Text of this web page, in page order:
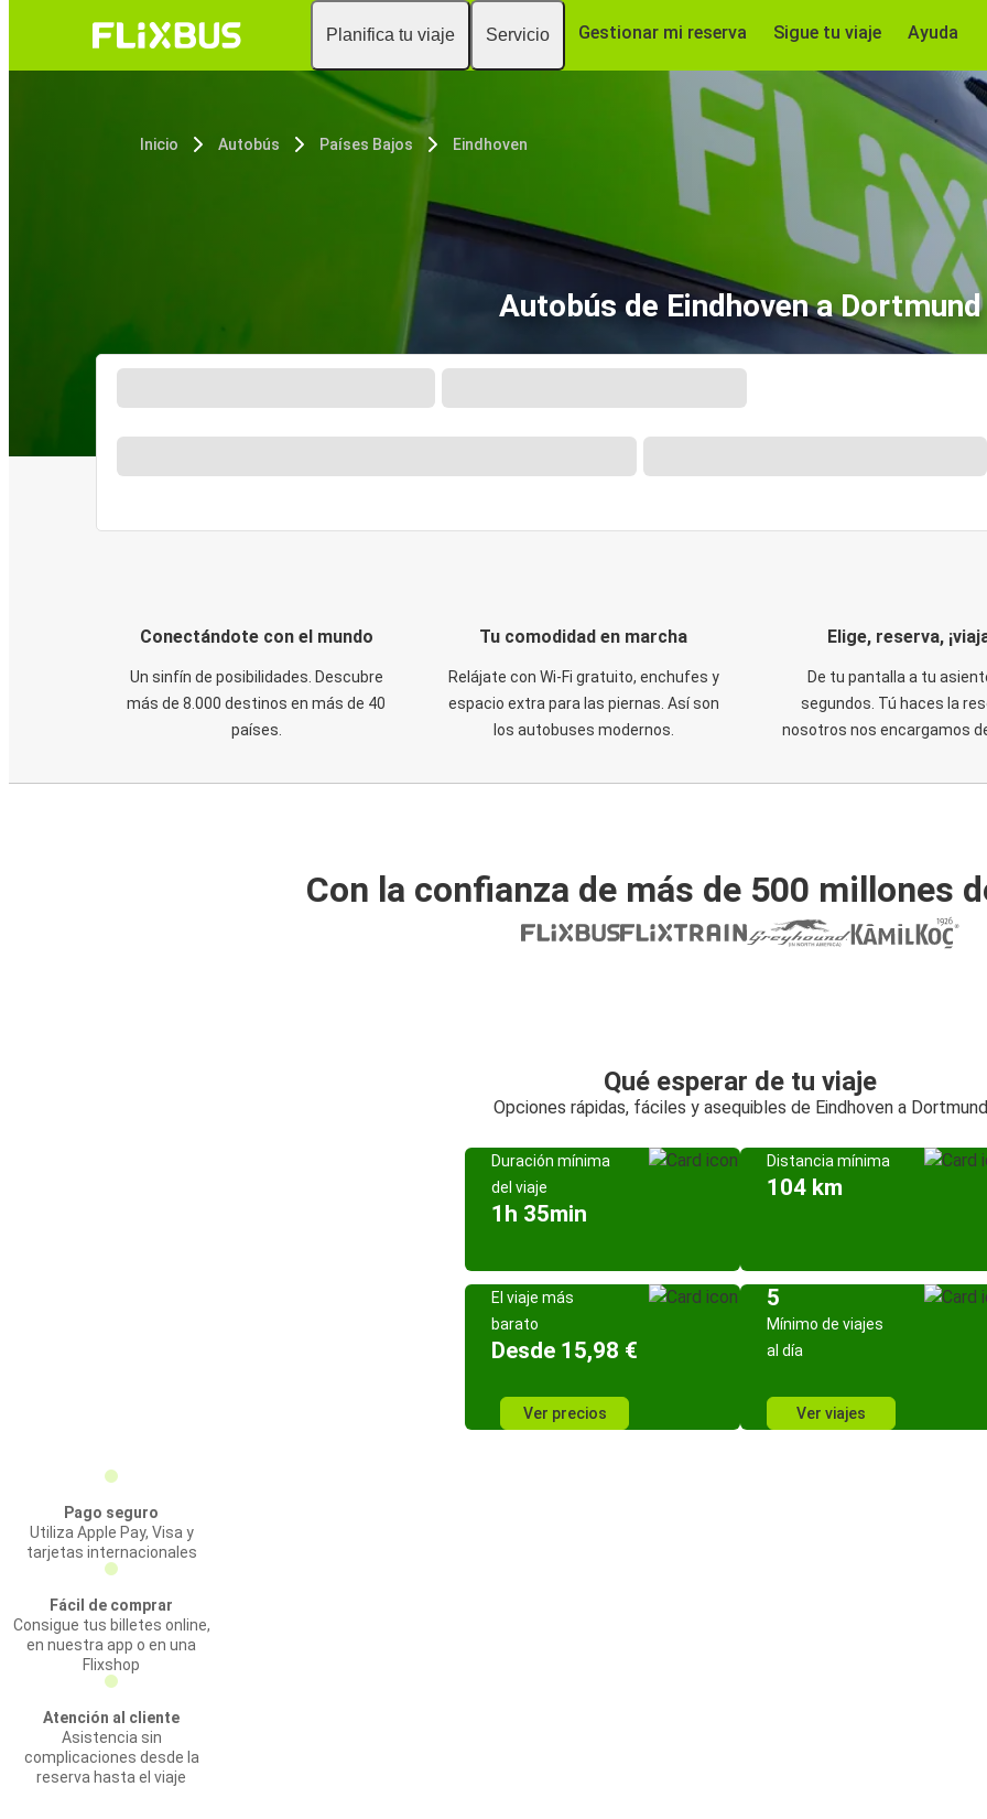
Planifica tu viaje Servicio Gestionar mi reserva Sigue tu viaje Ayuda
Inicio Autobús Países Bajos Eindhoven
Autobús de Eindhoven a Dortmund
Conectándote con el mundo
Un sinfín de posibilidades. Descubre
más de 8.000 destinos en más de 40
países.
Tu comodidad en marcha
Relájate con Wi-Fi gratuito, enchufes y
espacio extra para las piernas. Así son
los autobuses modernos.
Elige, reserva,
De tu pantalla a tu
segundos. Tú haces la
nosotros nos encargamos
Con la confianza de más de 500 millones
Qué esperar de tu viaje
Opciones rápidas, fáciles y asequibles de Eindhoven a Dortmund
Duración mínima
del viaje
1h 35min
Distancia mínima
104 km
El viaje más
barato
Desde 15,98 €
Ver precios
5
Mínimo de viajes
al día
Ver viajes
Pago seguro
Utiliza Apple Pay, Visa y
tarjetas internacionales
Fácil de comprar
Consigue tus billetes online,
en nuestra app o en una
Flixshop
Atención al cliente
Asistencia sin
complicaciones desde la
reserva hasta el viaje